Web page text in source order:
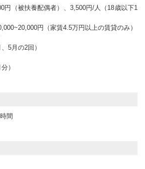
円（被扶養配偶者）、3,500円/人（18歳以下1
円（家賃4.5万円以上の賃貸のみ）
5月の2回）
）
間